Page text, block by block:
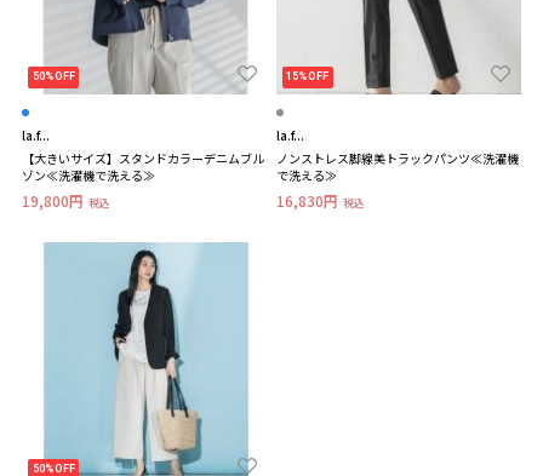
50%OFF
la.f...
【大きいサイズ】スタンドカラーデニムブル
ゾン≪洗濯機で洗える≫
19,800円 税込
15%OFF
la.f...
ノンストレス脚線美トラックパンツ≪洗濯機
で洗える≫
16,830円 税込
50%OFF